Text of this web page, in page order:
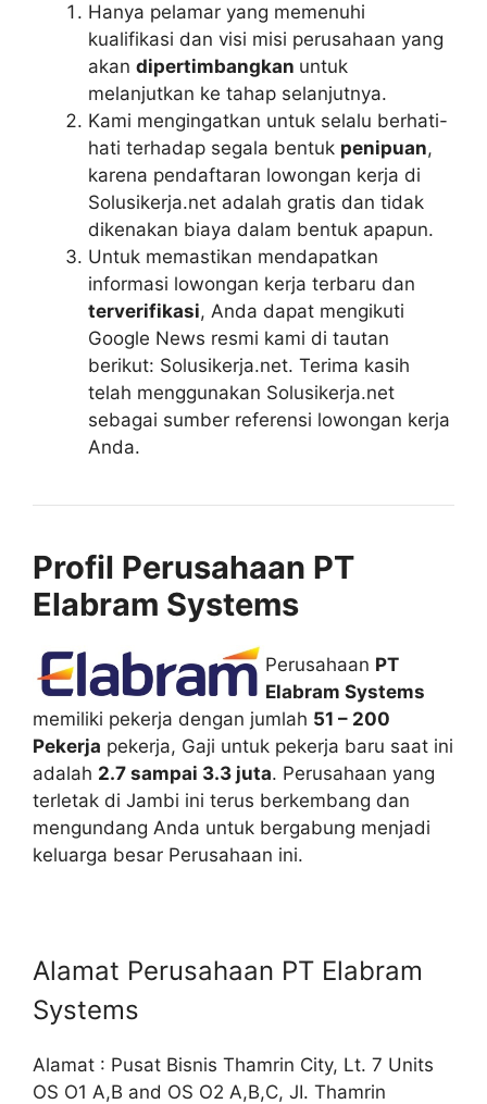
Hanya pelamar yang memenuhi
kualifikasi dan visi misi perusahaan yang
akan dipertimbangkan untuk
melanjutkan ke tahap selanjutnya.
Kami mengingatkan untuk selalu berhati-
hati terhadap segala bentuk penipuan,
karena pendaftaran lowongan kerja di
Solusikerja.net adalah gratis dan tidak
dikenakan biaya dalam bentuk apapun.
Untuk memastikan mendapatkan
informasi lowongan kerja terbaru dan
terverifikasi, Anda dapat mengikuti
Google News resmi kami di tautan
berikut: Solusikerja.net. Terima kasih
telah menggunakan Solusikerja.net
sebagai sumber referensi lowongan kerja
Anda.
Profil Perusahaan PT
Elabram Systems
Perusahaan PT
Elabram Systems
memiliki pekerja dengan jumlah 51 – 200
Pekerja pekerja, Gaji untuk pekerja baru saat ini
adalah 2.7 sampai 3.3 juta. Perusahaan yang
terletak di Jambi ini terus berkembang dan
mengundang Anda untuk bergabung menjadi
keluarga besar Perusahaan ini.
Alamat Perusahaan PT Elabram
Systems
Alamat : Pusat Bisnis Thamrin City, Lt. 7 Units
OS O1 A,B and OS O2 A,B,C, JI. Thamrin